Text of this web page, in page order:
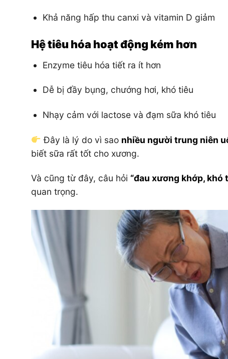
Khả năng hấp thu canxi và vitamin D giảm
Hệ tiêu hóa hoạt động kém hơn
Enzyme tiêu hóa tiết ra ít hơn
Dễ bị đầy bụng, chướng hơi, khó tiêu
Nhạy cảm với lactose và đạm sữa khó tiêu
Đây là lý do vì sao nhiều người trung niên
biết sữa rất tốt cho xương.
Và cũng từ đây, câu hỏi “đau xương khớp, khó
quan trọng.